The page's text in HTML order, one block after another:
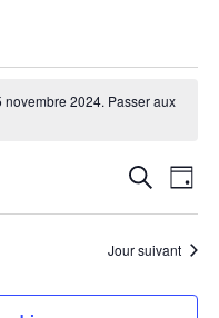
2024. Passer aux
et
de
Recherche
de
Jour
Jour suivant